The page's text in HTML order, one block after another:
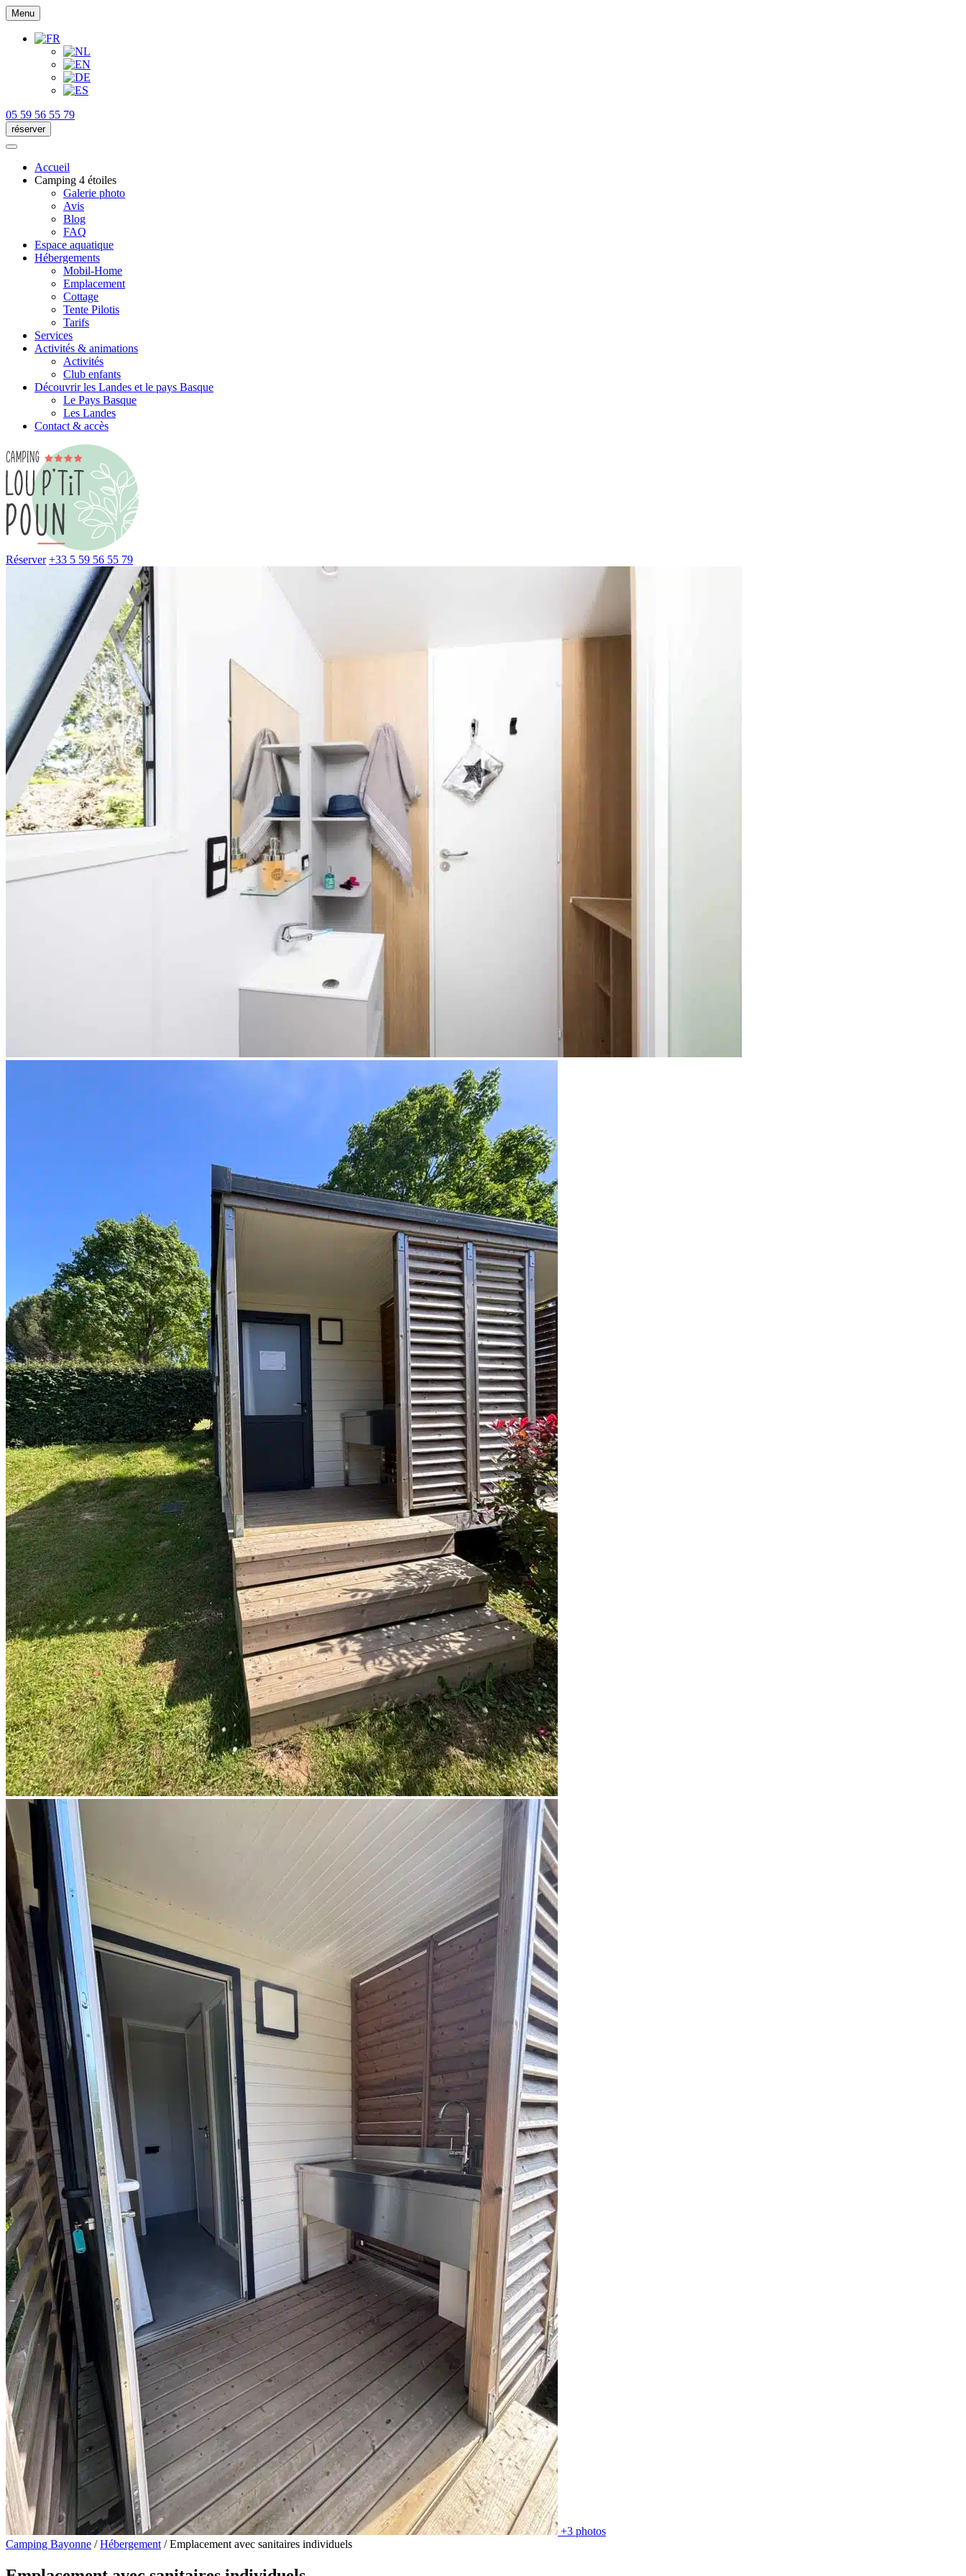
Menu
05 59 56 55 79
réserver
Accueil
Camping 4 étoiles
Galerie photo
Avis
Blog
FAQ
Espace aquatique
Hébergements
Mobil-Home
Emplacement
Cottage
Tente Pilotis
Tarifs
Services
Activités & animations
Activités
Club enfants
Découvrir les Landes et le pays Basque
Le Pays Basque
Les Landes
Contact & accès
Réserver +33 5 59 56 55 79
+3 photos
Camping Bayonne /Hébergement /Emplacement avec sanitaires individuels